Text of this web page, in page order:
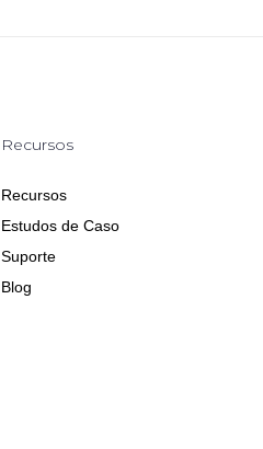
Recursos
Recursos
Estudos de Caso
Suporte
Blog